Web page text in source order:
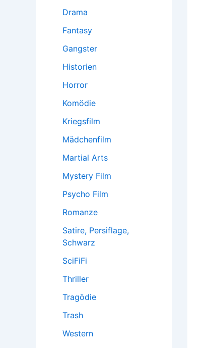
Drama
Fantasy
Gangster
Historien
Horror
Komödie
Kriegsfilm
Mädchenfilm
Martial Arts
Mystery Film
Psycho Film
Romanze
Satire, Persiflage,
Schwarz
SciFiFi
Thriller
Tragödie
Trash
Western